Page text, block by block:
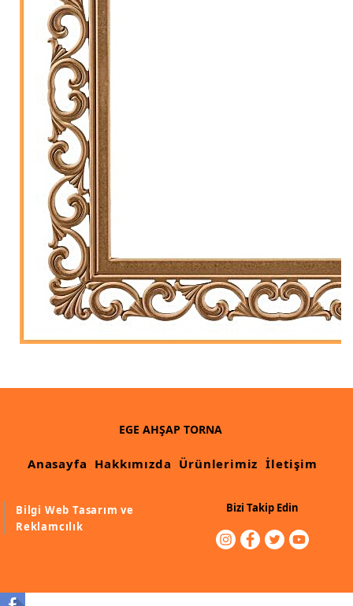
EGE AHŞAP TORNA
Anasayfa Hakkımızda Ürünlerimiz İletişim
Bilgi Web Tasarım ve
Reklamcılık
Bizi Takip Edin